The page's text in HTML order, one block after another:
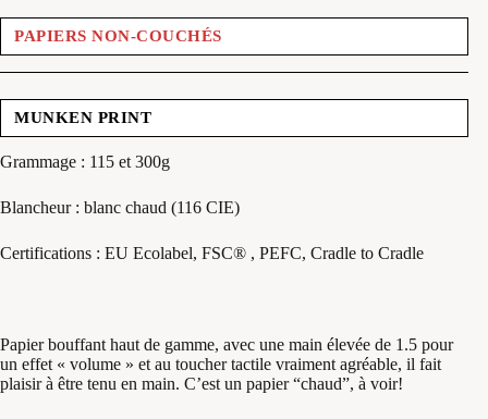
PAPIERS NON-COUCHÉS
MUNKEN PRINT
Grammage : 115 et 300g
Blancheur : blanc chaud (116 CIE)
Certifications : EU Ecolabel, FSC® , PEFC, Cradle to Cradle
Papier bouffant haut de gamme, avec une main élevée de 1.5 pour
un effet « volume » et au toucher tactile vraiment agréable, il fait
plaisir à être tenu en main. C’est un papier “chaud”, à voir!